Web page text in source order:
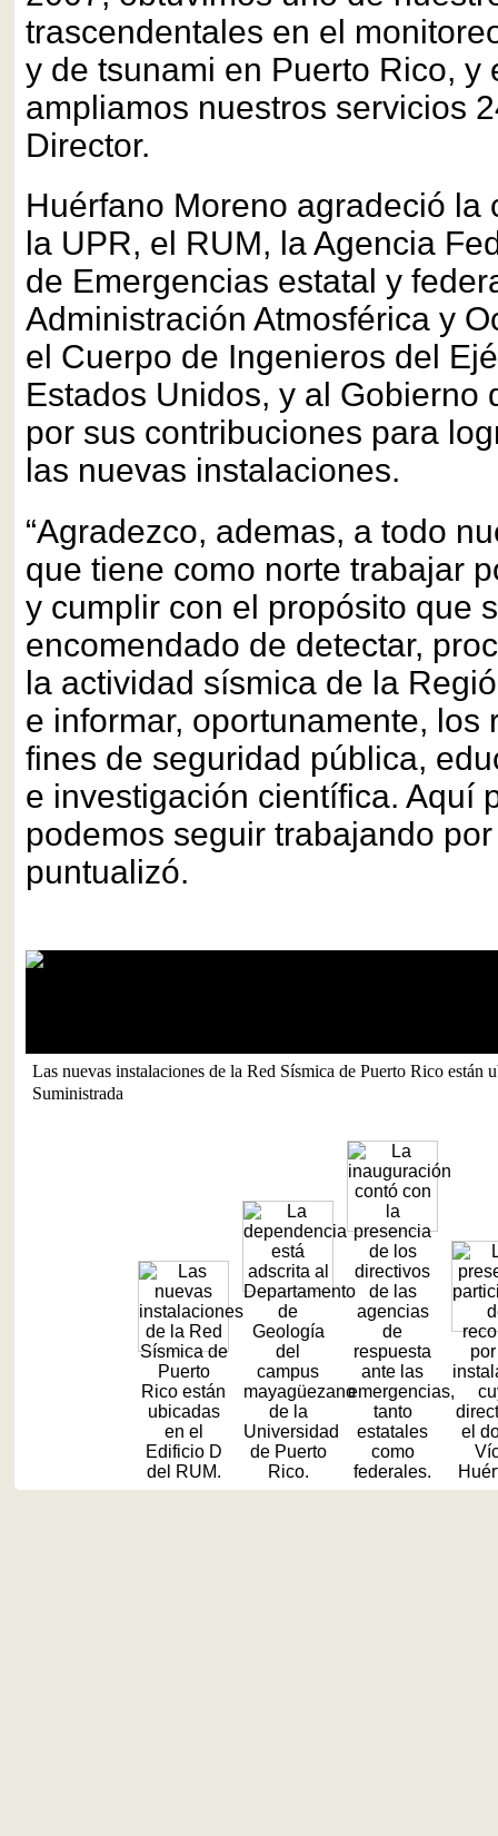
trascendentales en el
y de tsunami en Puerto Rico, y
ampliamos nuestros servicios
Director.
Huérfano Moreno agradeció la
la UPR, el RUM, la Agencia
de Emergencias estatal y
Administración Atmosférica y
el Cuerpo de Ingenieros del
Estados Unidos, y al Gobierno
por sus contribuciones para
las nuevas instalaciones.
“Agradezco, ademas, a todo
que tiene como norte trabajar
y cumplir con el propósito que
encomendado de detectar,
la actividad sísmica de la
e informar, oportunamente, los
fines de seguridad pública,
e investigación científica. Aquí
podemos seguir trabajando
puntualizó.
Las nuevas instalaciones de la Red Sísmica de Puerto Rico
Suministrada